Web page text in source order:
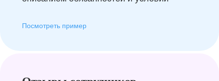
Посмотреть пример